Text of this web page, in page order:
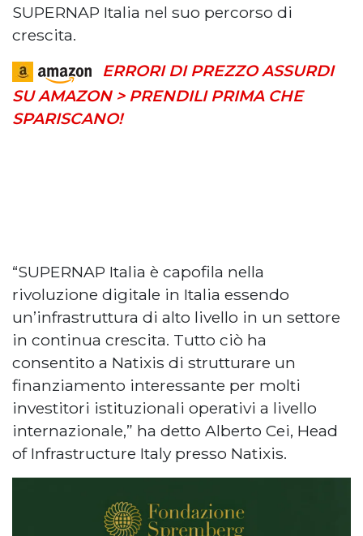
SUPERNAP Italia nel suo percorso di
crescita.
ERRORI DI PREZZO ASSURDI
SU AMAZON > PRENDILI PRIMA CHE
SPARISCANO!
“SUPERNAP Italia è capofila nella
rivoluzione digitale in Italia essendo
un’infrastruttura di alto livello in un settore
in continua crescita. Tutto ciò ha
consentito a Natixis di strutturare un
finanziamento interessante per molti
investitori istituzionali operativi a livello
internazionale,” ha detto Alberto Cei, Head
of Infrastructure Italy presso Natixis.